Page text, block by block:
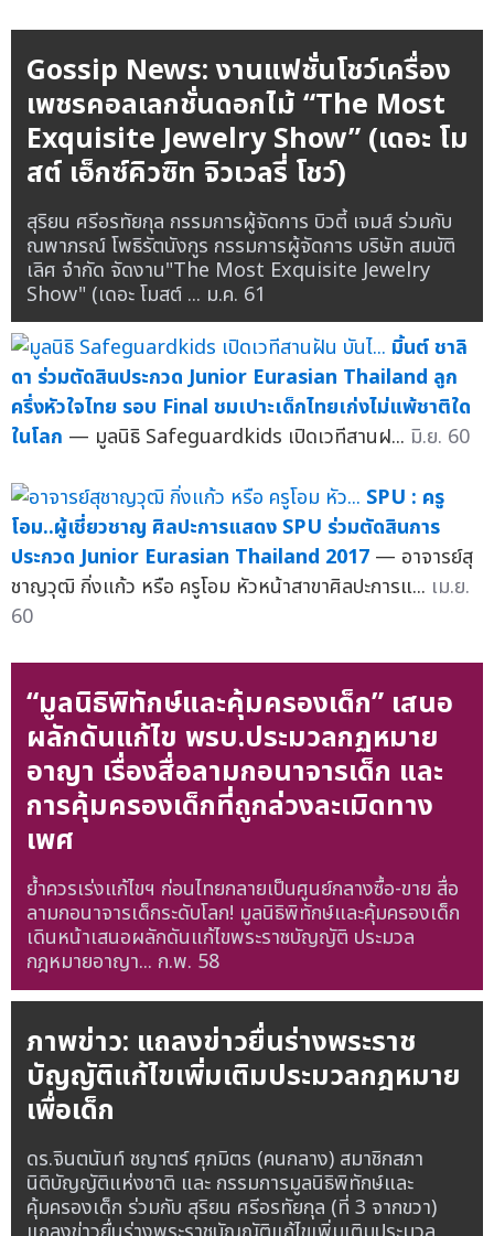
Gossip News: งานแฟชั่นโชว์เครื่อง
เพชรคอลเลกชั่นดอกไม้ “The Most
Exquisite Jewelry Show” (เดอะ โม
สต์ เอ็กซ์คิวซิท จิวเวลรี่ โชว์)
สุริยน ศรีอรทัยกุล กรรมการผู้จัดการ บิวตี้ เจมส์ ร่วมกับ
ณพาภรณ์ โพธิรัตนังกูร กรรมการผู้จัดการ บริษัท สมบัติ
เลิศ จำกัด จัดงาน"The Most Exquisite Jewelry
Show" (เดอะ โมสต์ ... ม.ค. 61
มิ้นต์ ชาลิ
ดา ร่วมตัดสินประกวด Junior Eurasian Thailand ลูก
ครึ่งหัวใจไทย รอบ Final ชมเปาะเด็กไทยเก่งไม่แพ้ชาติใด
ในโลก — มูลนิธิ Safeguardkids เปิดเวทีสานฝ... มิ.ย. 60
SPU : ครู
โอม..ผู้เชี่ยวชาญ ศิลปะการแสดง SPU ร่วมตัดสินการ
ประกวด Junior Eurasian Thailand 2017 — อาจารย์สุ
ชาญวุฒิ กิ่งแก้ว หรือ ครูโอม หัวหน้าสาขาศิลปะการแ... เม.ย.
60
“มูลนิธิพิทักษ์และคุ้มครองเด็ก” เสนอ
ผลักดันแก้ไข พรบ.ประมวลกฏหมาย
อาญา เรื่องสื่อลามกอนาจารเด็ก และ
การคุ้มครองเด็กที่ถูกล่วงละเมิดทาง
เพศ
ย้ำควรเร่งแก้ไขฯ ก่อนไทยกลายเป็นศูนย์กลางซื้อ-ขาย สื่อ
ลามกอนาจารเด็กระดับโลก! มูลนิธิพิทักษ์และคุ้มครองเด็ก
เดินหน้าเสนอผลักดันแก้ไขพระราชบัญญัติ ประมวล
กฎหมายอาญา... ก.พ. 58
ภาพข่าว: แถลงข่าวยื่นร่างพระราช
บัญญัติแก้ไขเพิ่มเติมประมวลกฎหมาย
เพื่อเด็ก
ดร.จินตนันท์ ชญาตร์ ศุภมิตร (คนกลาง) สมาชิกสภา
นิติบัญญัติแห่งชาติ และ กรรมการมูลนิธิพิทักษ์และ
คุ้มครองเด็ก ร่วมกับ สุริยน ศรีอรทัยกุล (ที่ 3 จากขวา)